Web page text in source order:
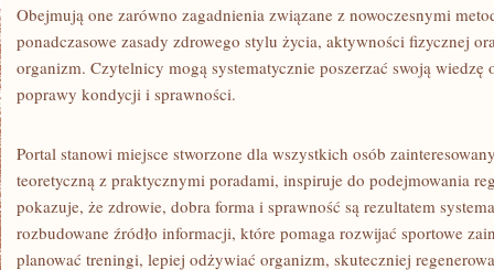
Obejmują one zarówno zagadnienia związane z nowoczesnymi
ponadczasowe zasady zdrowego stylu życia, aktywności fizycznej
organizm. Czytelnicy mogą systematycznie poszerzać swoją wiedzę
poprawy kondycji i sprawności.
Portal stanowi miejsce stworzone dla wszystkich osób
teoretyczną z praktycznymi poradami, inspiruje do podejmowania
pokazuje, że zdrowie, dobra forma i sprawność są rezultatem
rozbudowane źródło informacji, które pomaga rozwijać sportowe
planować treningi, lepiej odżywiać organizm, skuteczniej